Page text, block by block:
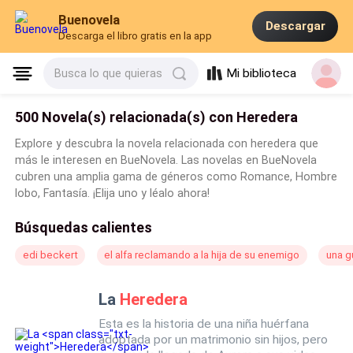
Buenovela
Descarga el libro gratis en la app
Descargar
Busca lo que quieras Mi biblioteca
500 Novela(s) relacionada(s) con Heredera
Explore y descubra la novela relacionada con heredera que
más le interesen en BueNovela. Las novelas en BueNovela
cubren una amplia gama de géneros como Romance, Hombre
lobo, Fantasía. ¡Elija uno y léalo ahora!
Búsquedas calientes
edi beckert el alfa reclamando a la hija de su enemigo una
La Heredera
Esta es la historia de una niña huérfana
adoptada por un matrimonio sin hijos, pero